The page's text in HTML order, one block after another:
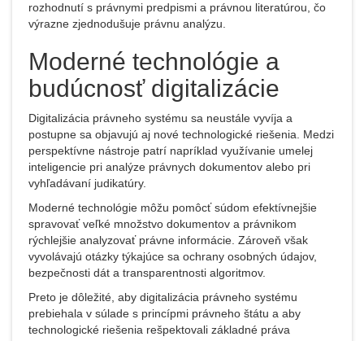
rozhodnutí s právnymi predpismi a právnou literatúrou, čo
výrazne zjednodušuje právnu analýzu.
Moderné technológie a
budúcnosť digitalizácie
Digitalizácia právneho systému sa neustále vyvíja a
postupne sa objavujú aj nové technologické riešenia. Medzi
perspektívne nástroje patrí napríklad využívanie umelej
inteligencie pri analýze právnych dokumentov alebo pri
vyhľadávaní judikatúry.
Moderné technológie môžu pomôcť súdom efektívnejšie
spravovať veľké množstvo dokumentov a právnikom
rýchlejšie analyzovať právne informácie. Zároveň však
vyvolávajú otázky týkajúce sa ochrany osobných údajov,
bezpečnosti dát a transparentnosti algoritmov.
Preto je dôležité, aby digitalizácia právneho systému
prebiehala v súlade s princípmi právneho štátu a aby
technologické riešenia rešpektovali základné práva